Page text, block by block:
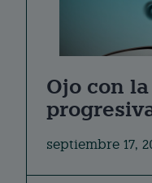
Ojo con
septiembre 17,